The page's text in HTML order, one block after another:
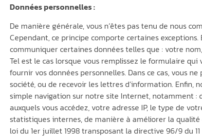
Données personnelles :
De manière générale, vous n’êtes pas tenu de nous
Cependant, ce principe comporte certaines
communiquer certaines données telles que : votre
Tel est le cas lorsque vous remplissez le formulaire
fournir vos données personnelles. Dans ce cas, vous
société, ou de recevoir les lettres d’information.
simple navigation sur notre site Internet, notamment :
auxquels vous accédez, votre adresse IP, le type de
statistiques internes, de manière à améliorer la qualité
loi du 1er juillet 1998 transposant la directive 96/9 du